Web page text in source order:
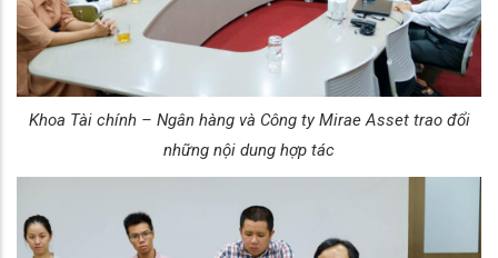
Khoa Tài chính – Ngân hàng và Công ty Mirae Asset trao đổi
những nội dung hợp tác